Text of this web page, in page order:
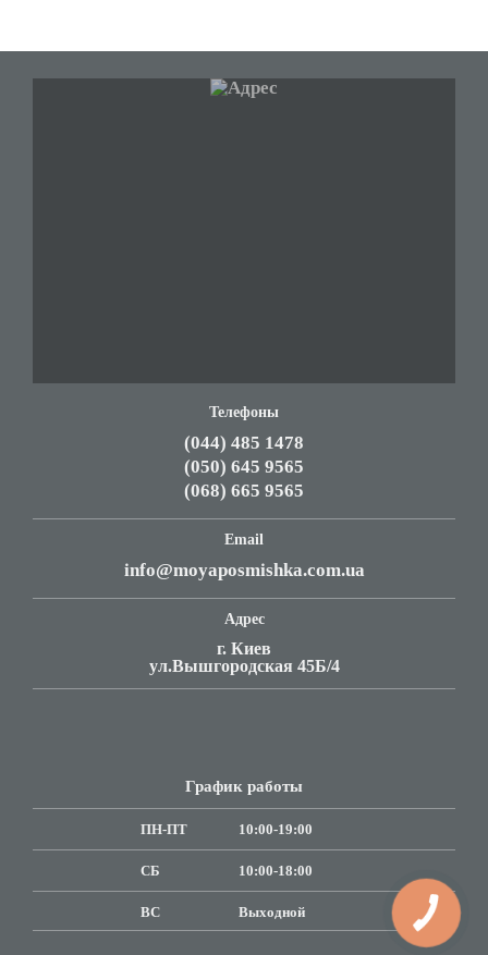
Телефоны
(044) 485 1478
(050) 645 9565
(068) 665 9565
Email
info@moyaposmishka.com.ua
Адрес
г. Киев
ул.Вышгородская 45Б/4
График работы
ПН-ПТ 10:00-19:00
СБ 10:00-18:00
ВC Выходной